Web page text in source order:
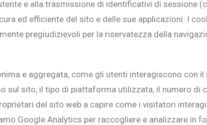
e alla trasmissione di identificativi di sessione
ed efficiente del sito e delle sue applicazioni. I
pregiudizievoli per la riservatezza della
e aggregata, come gli utenti interagiscono con
sito, il tipo di piattaforma utilizzata, il numero di
del sito web a capire come i visitatori
Google Analytics per raccogliere e analizzare in